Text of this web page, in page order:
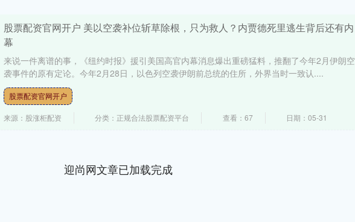
股票配资官网开户 美以空袭补位斩草除根，只为救人？内贾德死里逃生背后还有内
幕
来说一件离谱的事，《纽约时报》援引美国高官内幕消息爆出重磅猛料，推翻了今年2月伊朗空
袭事件的原有定论。今年2月28日，以色列空袭伊朗前总统的住所，外界当时一致认....
股票配资官网开户
来源：股涨柜配资 分类：正规合法股票配资平台 查看：67 日期：05-31
迎尚网文章已加载完成